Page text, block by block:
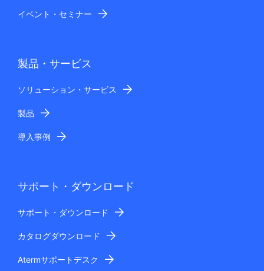
イベント・セミナー
製品・サービス
ソリューション・サービス
製品
導入事例
サポート・ダウンロード
サポート・ダウンロード
カタログダウンロード
Atermサポートデスク